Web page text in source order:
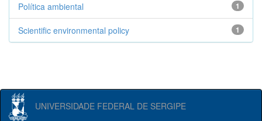
1
Política ambiental
1
Scientific environmental policy
UNIVERSIDADE FEDERAL DE SERGIPE